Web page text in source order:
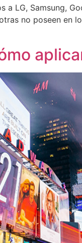
LG, Samsung,
no poseen en